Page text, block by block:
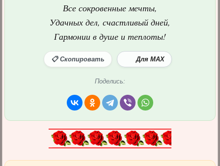
Все сокровенные мечты,
Удачных дел, счастливый дней,
Гармонии в душе и теплоты!
📋 Скопировать Для MAX
Поделись: